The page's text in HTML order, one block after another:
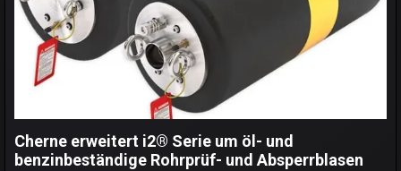
Cherne erweitert i2® Serie um öl- und
benzinbeständige Rohrprüf- und Absperrblasen